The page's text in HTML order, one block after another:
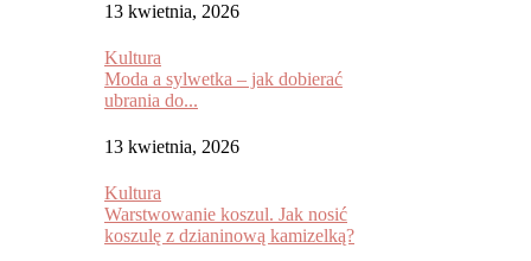
13 kwietnia, 2026
Kultura
Moda a sylwetka – jak dobierać
ubrania do...
13 kwietnia, 2026
Kultura
Warstwowanie koszul. Jak nosić
koszulę z dzianinową kamizelką?